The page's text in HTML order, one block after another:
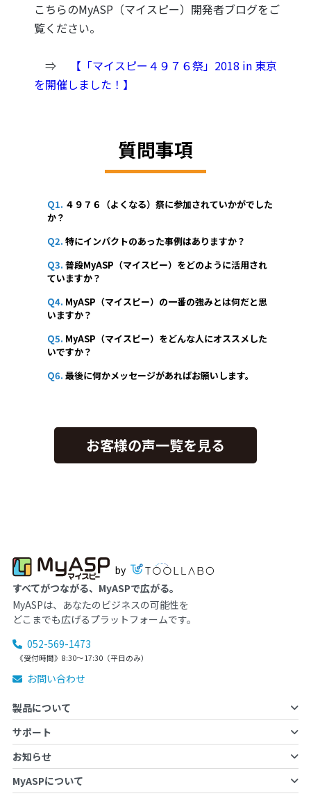
こちらのMyASP（マイスピー）開発者ブログをご
覧ください。
⇒
【「マイスピー４９７６祭」2018 in 東京
を開催しました！】
質問事項
Q1. ４９７６（よくなる）祭に参加されていかがでした
か？
Q2. 特にインパクトのあった事例はありますか？
Q3. 普段MyASP（マイスピー）をどのように活用され
ていますか？
Q4. MyASP（マイスピー）の一番の強みとは何だと思
いますか？
Q5. MyASP（マイスピー）をどんな人にオススメした
いですか？
Q6. 最後に何かメッセージがあればお願いします。
お客様の声一覧を見る
by
すべてがつながる、MyASPで広がる。
MyASPは、あなたのビジネスの可能性を
どこまでも広げるプラットフォームです。
052-569-1473
《受付時間》8:30～17:30（平日のみ）
お問い合わせ
製品について
サポート
お知らせ
MyASPについて